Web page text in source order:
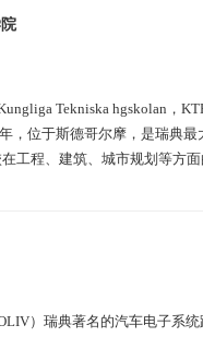
Tekniska hgskolan，
，位于斯德哥尔摩，是瑞典
工程、建筑、城市规划等方
）瑞典著名的汽车电子系